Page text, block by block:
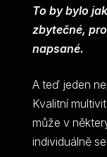
To by bylo
zbytečné,
napsané.
A teď jeden
Kvalitní
může v
individuálně